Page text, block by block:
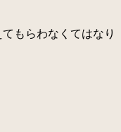
もらわなくてはなり